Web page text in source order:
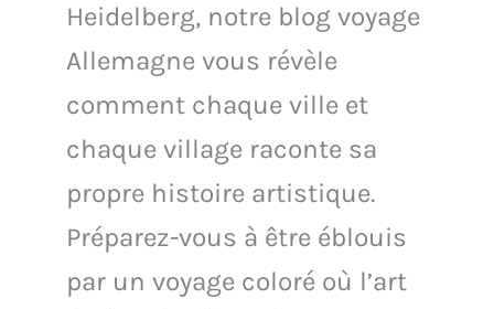
Heidelberg, notre blog voyage
Allemagne vous révèle
comment chaque ville et
chaque village raconte sa
propre histoire artistique.
Préparez-vous à être éblouis
par un voyage coloré où l’art